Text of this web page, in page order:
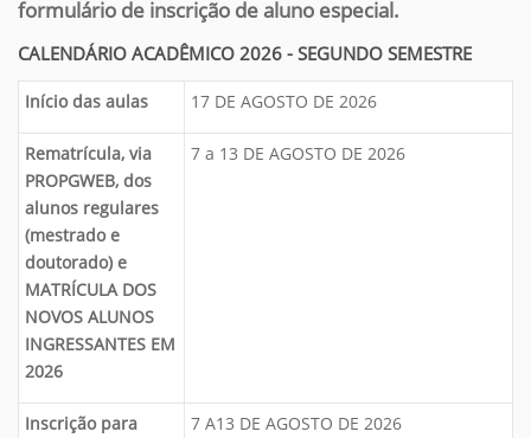
formulário de inscrição de aluno especial.
CALENDÁRIO ACADÊMICO 2026 - SEGUNDO SEMESTRE
Início das aulas 17 DE AGOSTO DE 2026
Rematrícula, via
PROPGWEB, dos
alunos regulares
(mestrado e
doutorado) e
MATRÍCULA DOS
NOVOS ALUNOS
INGRESSANTES EM
2026
7 a 13 DE AGOSTO DE 2026
Inscrição para
7 A13 DE AGOSTO DE 2026